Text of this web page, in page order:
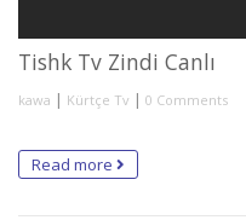
Tishk Tv Zindi Canlı
kawa | Kürtçe Tv | 0 Comments
Read more